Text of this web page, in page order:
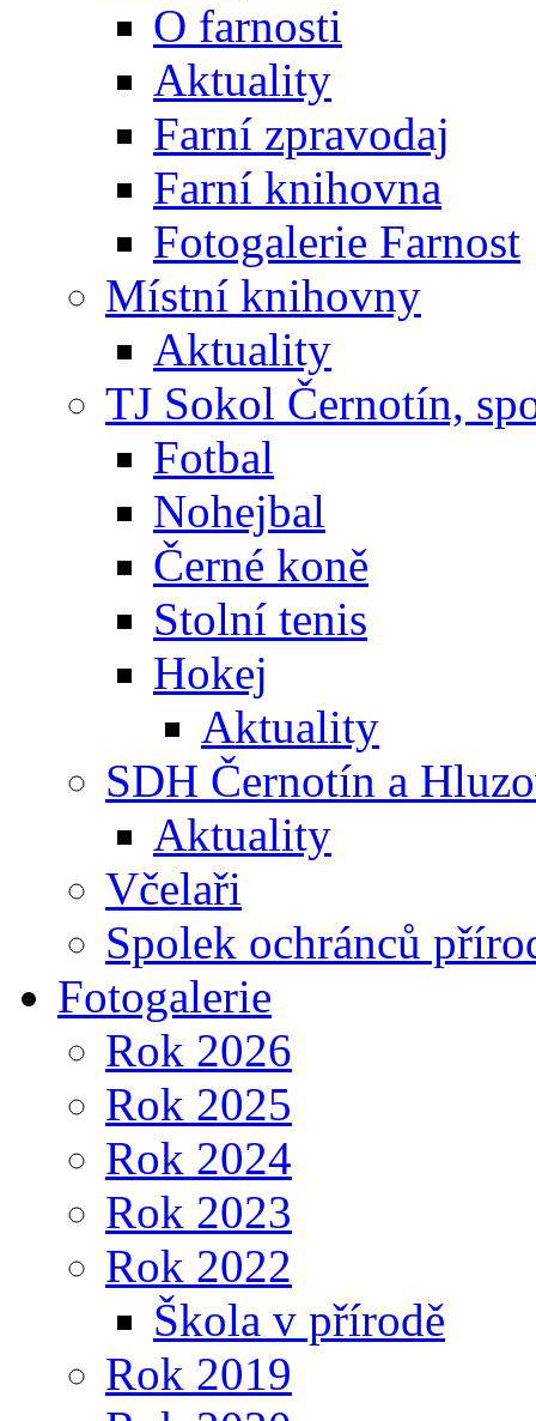
O farnosti
Aktuality
Farní zpravodaj
Farní knihovna
Fotogalerie Farnost
Místní knihovny
Aktuality
TJ Sokol Černotín,
Fotbal
Nohejbal
Černé koně
Stolní tenis
Hokej
Aktuality
SDH Černotín a
Aktuality
Včelaři
Spolek ochránců
Fotogalerie
Rok 2026
Rok 2025
Rok 2024
Rok 2023
Rok 2022
Škola v přírodě
Rok 2019